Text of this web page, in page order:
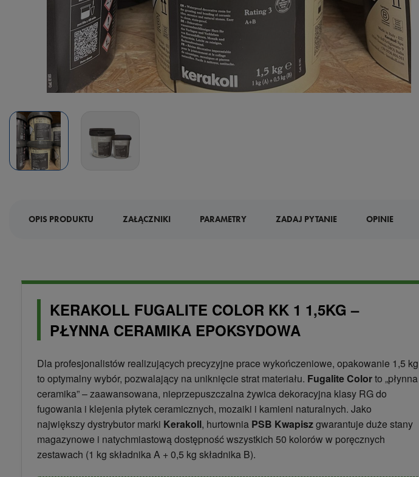
OPIS PRODUKTU ZAŁĄCZNIKI PARAMETRY ZADAJ PYTANIE OPINIE
KERAKOLL FUGALITE COLOR KK 1 1,5KG –
PŁYNNA CERAMIKA EPOKSYDOWA
Dla profesjonalistów realizujących precyzyjne prace wykończeniowe, opakowanie 1,5 kg
to optymalny wybór, pozwalający na uniknięcie strat materiału. Fugalite Colorto „płynna
ceramika” – zaawansowana, nieprzepuszczalna żywica dekoracyjna klasy RG do
fugowania i klejenia płytek ceramicznych, mozaiki i kamieni naturalnych. Jako
największy dystrybutor marki Kerakoll, hurtownia PSB Kwapiszgwarantuje duże stany
magazynowe i natychmiastową dostępność wszystkich 50 kolorów w poręcznych
zestawach (1 kg składnika A + 0,5 kg składnika B).